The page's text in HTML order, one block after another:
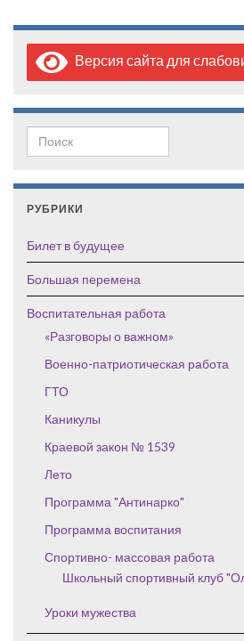
Версия сайта для
Search for:
РУБРИКИ
Билет в будущее
Большая перемена
Воспитательная работа
«Разговоры о важном»
Военно-патриотическая работа
ГТО
Каникулы
Краевой закон № 1539
Лето
Программа "Антинарко"
Программа воспитания
Спортивно- массовая работа
Школьный спортивный клуб
Уроки мужества